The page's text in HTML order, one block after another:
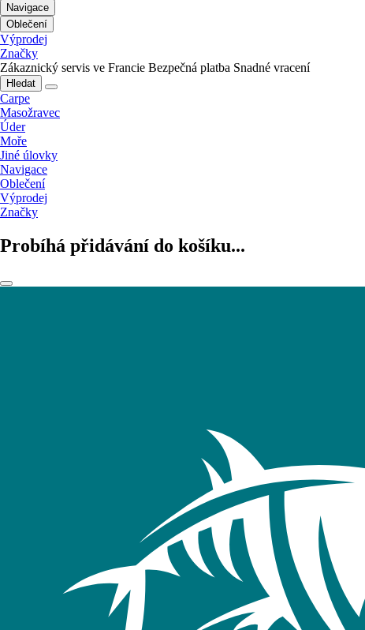
Navigace
Oblečení
Výprodej
Značky
Zákaznický servis ve Francie Bezpečná platba Snadné vracení
Hledat
Carpe
Masožravec
Úder
Moře
Jiné úlovky
Navigace
Oblečení
Výprodej
Značky
Probíhá přidávání do košíku...